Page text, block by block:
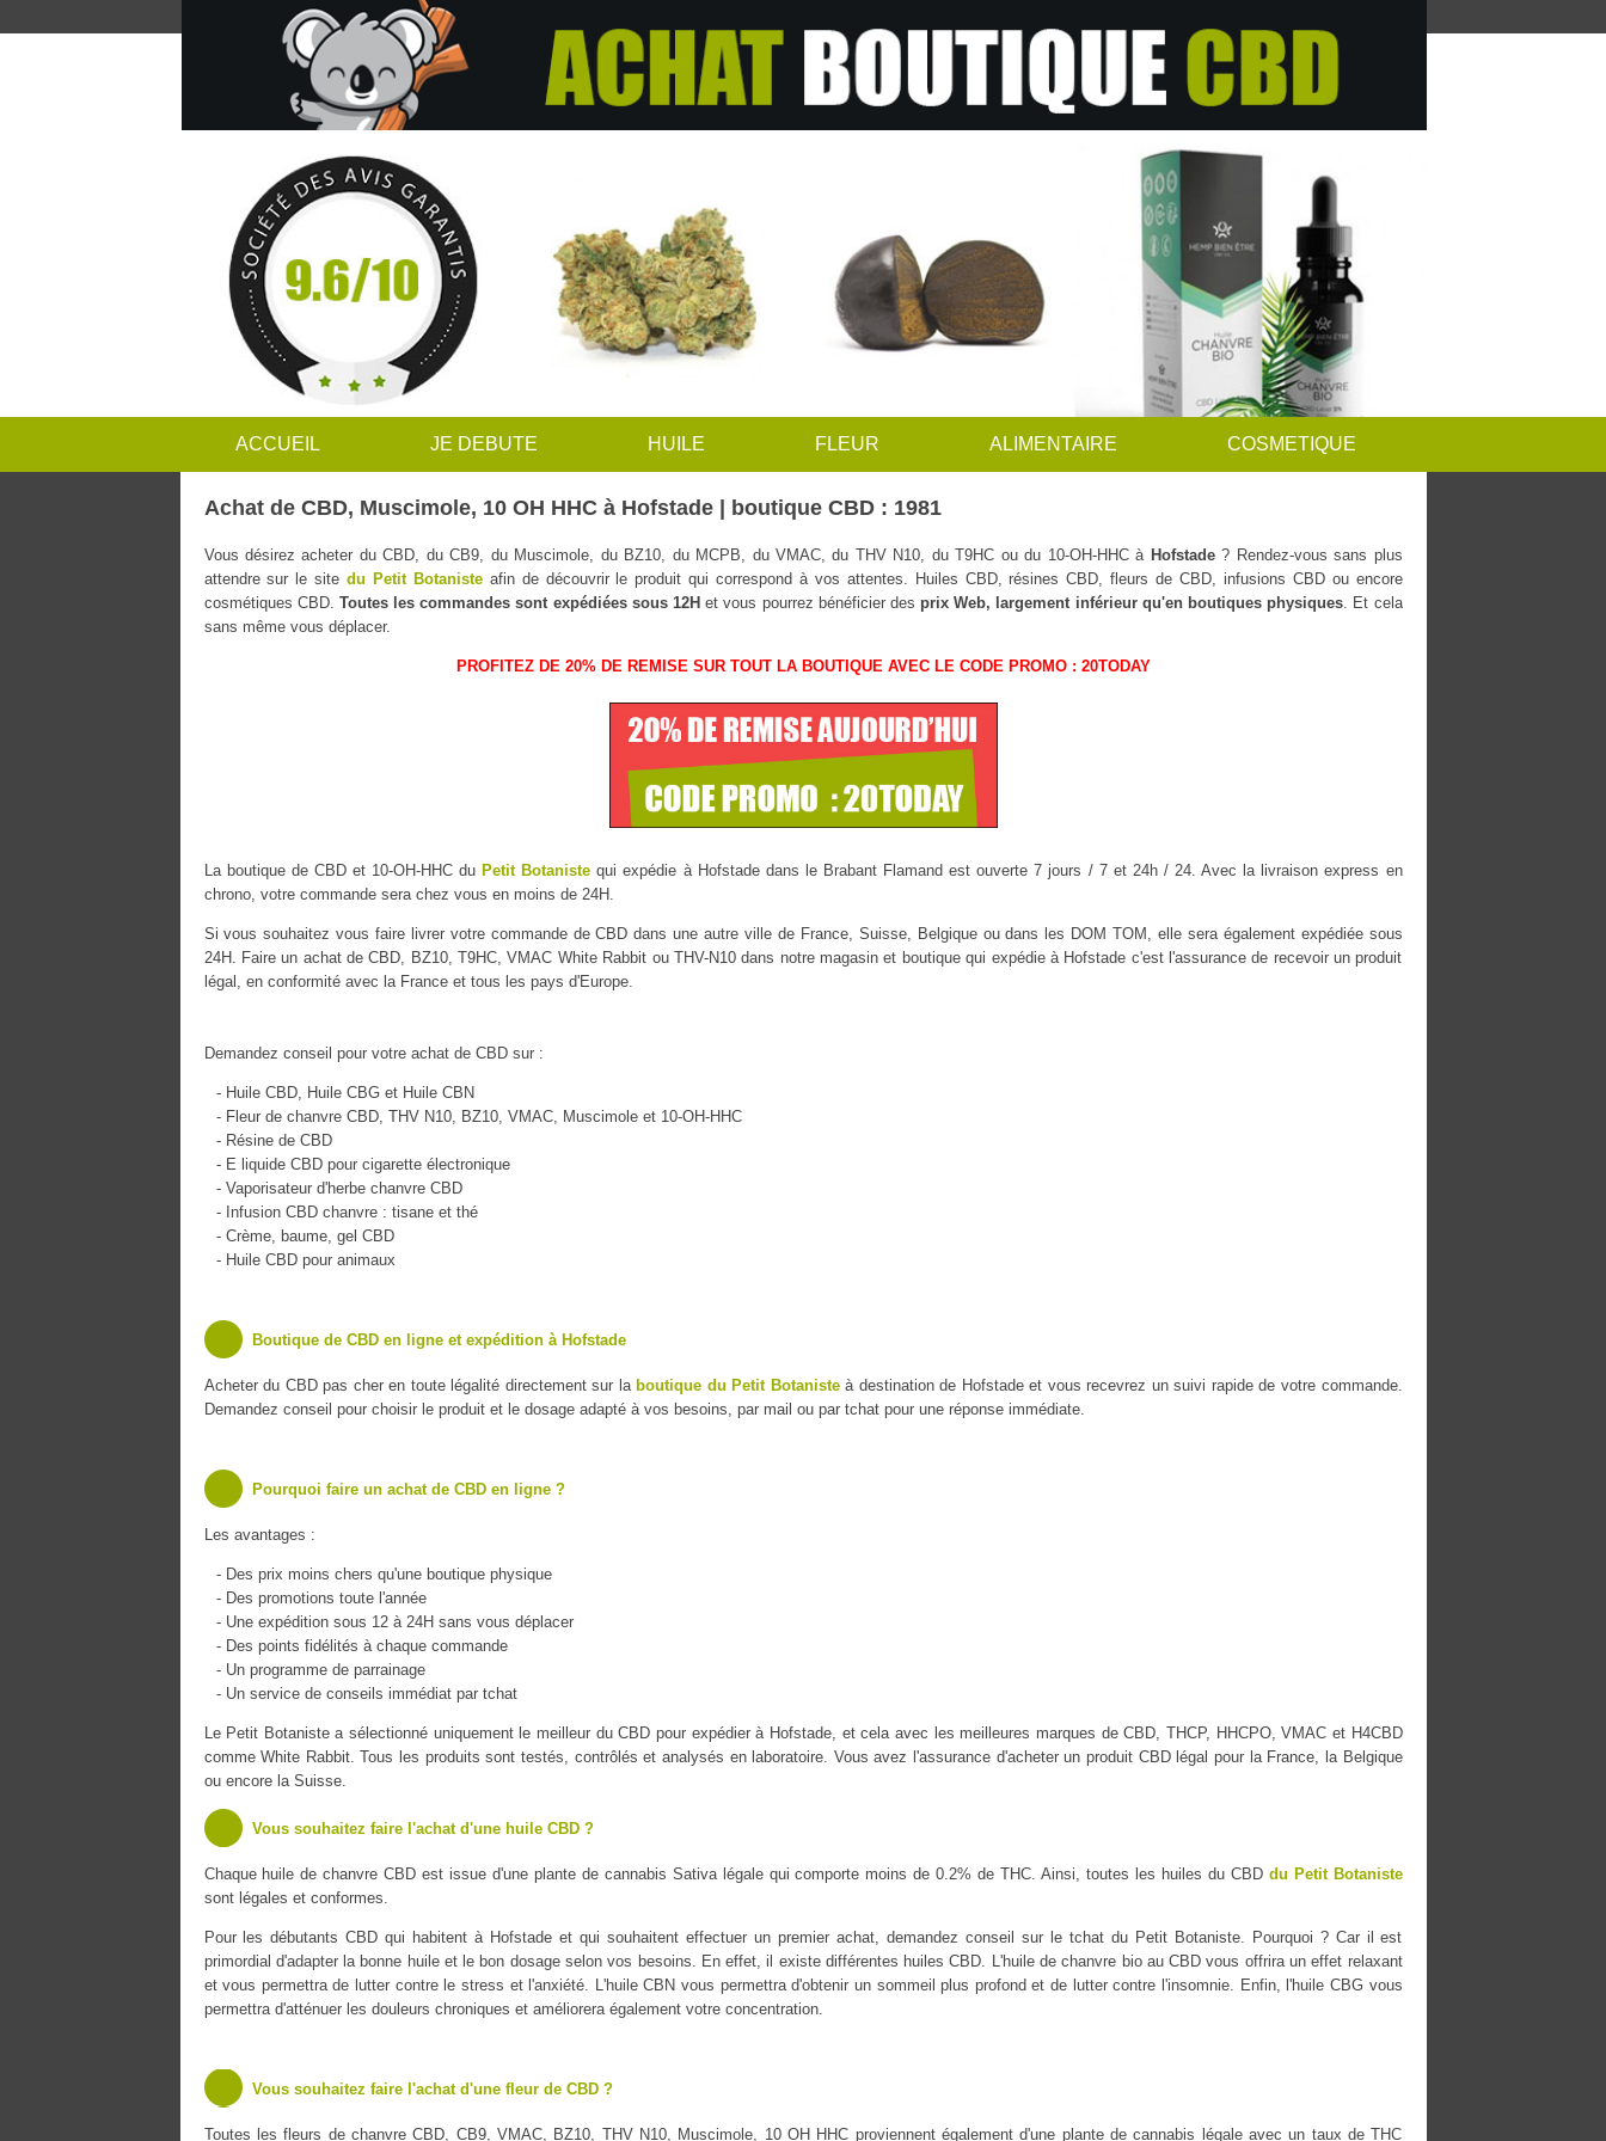
ACCUEIL JE DEBUTE HUILE FLEUR ALIMENTAIRE COSMETIQUE
Achat de CBD, Muscimole, 10 OH HHC à Hofstade | boutique CBD : 1981
Vous désirez acheter du CBD, du CB9, du Muscimole, du BZ10, du MCPB, du VMAC, du THV N10, du T9HC ou du 10-OH-HHC à Hofstade? Rendez-vous sans plus
attendre sur le sitedu Petit Botanisteafin de découvrir le produit qui correspond à vos attentes. Huiles CBD, résines CBD, fleurs de CBD, infusions CBD ou encore
cosmétiques CBD. Toutes les commandes sont expédiées sous 12Het vous pourrez bénéficier des prix Web, largement inférieur qu'en boutiques physiques . Et cela
sans même vous déplacer.
PROFITEZ DE 20% DE REMISE SUR TOUT LA BOUTIQUE AVEC LE CODE PROMO : 20TODAY
La boutique de CBD et 10-OH-HHC du Petit Botaniste qui expédie à Hofstade dans le Brabant Flamand est ouverte 7 jours / 7 et 24h / 24. Avec la livraison express en
chrono, votre commande sera chez vous en moins de 24H.
Si vous souhaitez vous faire livrer votre commande de CBD dans une autre ville de France, Suisse, Belgique ou dans les DOM TOM, elle sera également expédiée sous
24H. Faire un achat de CBD, BZ10, T9HC, VMAC White Rabbit ou THV-N10 dans notre magasin et boutique qui expédie à Hofstade c'est l'assurance de recevoir un produit
légal, en conformité avec la France et tous les pays d'Europe.
Demandez conseil pour votre achat de CBD sur :
- Huile CBD, Huile CBG et Huile CBN
- Fleur de chanvre CBD, THV N10, BZ10, VMAC, Muscimole et 10-OH-HHC
- Résine de CBD
- E liquide CBD pour cigarette électronique
- Vaporisateur d'herbe chanvre CBD
- Infusion CBD chanvre : tisane et thé
- Crème, baume, gel CBD
- Huile CBD pour animaux
Boutique de CBD en ligne et expédition à Hofstade
Acheter du CBD pas cher en toute légalité directement sur la boutique du Petit Botanisteà destination de Hofstade et vous recevrez un suivi rapide de votre commande.
Demandez conseil pour choisir le produit et le dosage adapté à vos besoins, par mail ou par tchat pour une réponse immédiate.
Pourquoi faire un achat de CBD en ligne ?
Les avantages :
- Des prix moins chers qu'une boutique physique
- Des promotions toute l'année
- Une expédition sous 12 à 24H sans vous déplacer
- Des points fidélités à chaque commande
- Un programme de parrainage
- Un service de conseils immédiat par tchat
Le Petit Botaniste a sélectionné uniquement le meilleur du CBD pour expédier à Hofstade, et cela avec les meilleures marques de CBD, THCP, HHCPO, VMAC et H4CBD
comme White Rabbit. Tous les produits sont testés, contrôlés et analysés en laboratoire. Vous avez l'assurance d'acheter un produit CBD légal pour la France, la Belgique
ou encore la Suisse.
Vous souhaitez faire l'achat d'une huile CBD ?
Chaque huile de chanvre CBD est issue d'une plante de cannabis Sativa légale qui comporte moins de 0.2% de THC. Ainsi, toutes les huiles du CBD du Petit Botaniste
sont légales et conformes.
Pour les débutants CBD qui habitent à Hofstade et qui souhaitent effectuer un premier achat, demandez conseil sur le tchat du Petit Botaniste. Pourquoi ? Car il est
primordial d'adapter la bonne huile et le bon dosage selon vos besoins. En effet, il existe différentes huiles CBD. L'huile de chanvre bio au CBD vous offrira un effet relaxant
et vous permettra de lutter contre le stress et l'anxiété. L'huile CBN vous permettra d'obtenir un sommeil plus profond et de lutter contre l'insomnie. Enfin, l'huile CBG vous
permettra d'atténuer les douleurs chroniques et améliorera également votre concentration.
Vous souhaitez faire l'achat d'une fleur de CBD ?
Toutes les fleurs de chanvre CBD, CB9, VMAC, BZ10, THV N10, Muscimole, 10 OH HHC proviennent également d'une plante de cannabis légale avec un taux de THC